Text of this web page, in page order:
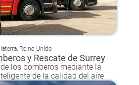
Reino Unido
y Rescate de Surrey
los bomberos mediante la
de la calidad del aire